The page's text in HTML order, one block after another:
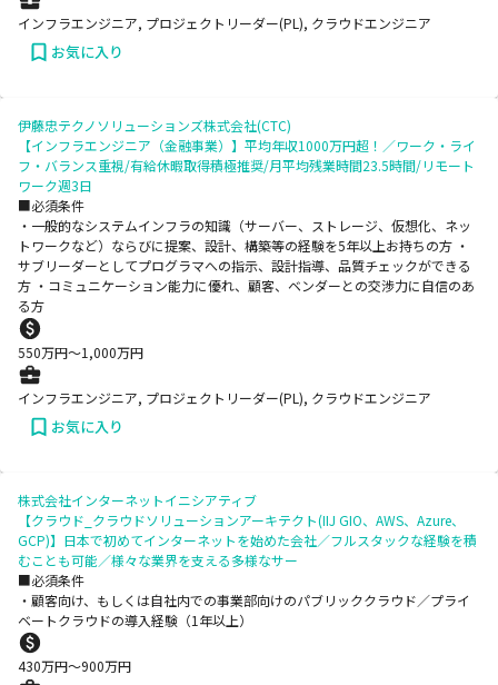
インフラエンジニア, プロジェクトリーダー(PL), クラウドエンジニア
お気に入り
伊藤忠テクノソリューションズ株式会社(CTC)
【インフラエンジニア（金融事業）】平均年収1000万円超！／ワーク・ライ
フ・バランス重視/有給休暇取得積極推奨/月平均残業時間23.5時間/リモート
ワーク週3日
■必須条件
・一般的なシステムインフラの知識（サーバー、ストレージ、仮想化、ネッ
トワークなど）ならびに提案、設計、構築等の経験を5年以上お持ちの方 ・
サブリーダーとしてプログラマへの指示、設計指導、品質チェックができる
方 ・コミュニケーション能力に優れ、顧客、ベンダーとの交渉力に自信のあ
る方
550万円〜1,000万円
インフラエンジニア, プロジェクトリーダー(PL), クラウドエンジニア
お気に入り
株式会社インターネットイニシアティブ
【クラウド_クラウドソリューションアーキテクト(IIJ GIO、AWS、Azure、
GCP)】日本で初めてインターネットを始めた会社／フルスタックな経験を積
むことも可能／様々な業界を支える多様なサー
■必須条件
・顧客向け、もしくは自社内での事業部向けのパブリッククラウド／プライ
ベートクラウドの導入経験（1年以上）
430万円〜900万円